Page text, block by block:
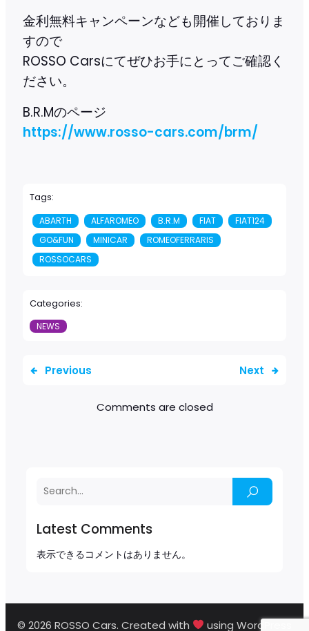
Latest Comments
表示できるコメントはありません。
金利無料キャンペーンなども開催しておりま
すので
ROSSO Carsにてぜひお手にとってご確認く
ださい。
B.R.Mのページ
https://www.rosso-cars.com/brm/
Tags:
ABARTH ALFAROMEO B.R.M FIAT
FIAT124
GO&FUN
MINICAR
ROMEOFERRARIS
ROSSOCARS
Categories:
NEWS
Previous Next
Comments are closed
© 2026 ROSSO Cars. Created with using WordPress